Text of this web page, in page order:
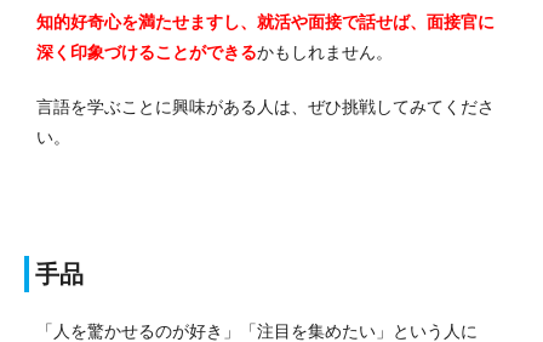
知的好奇心を満たせますし、就活や面接で話せば、面接官に
深く印象づけることができるかもしれません。
言語を学ぶことに興味がある人は、ぜひ挑戦してみてくださ
い。
手品
「人を驚かせるのが好き」「注目を集めたい」という人に